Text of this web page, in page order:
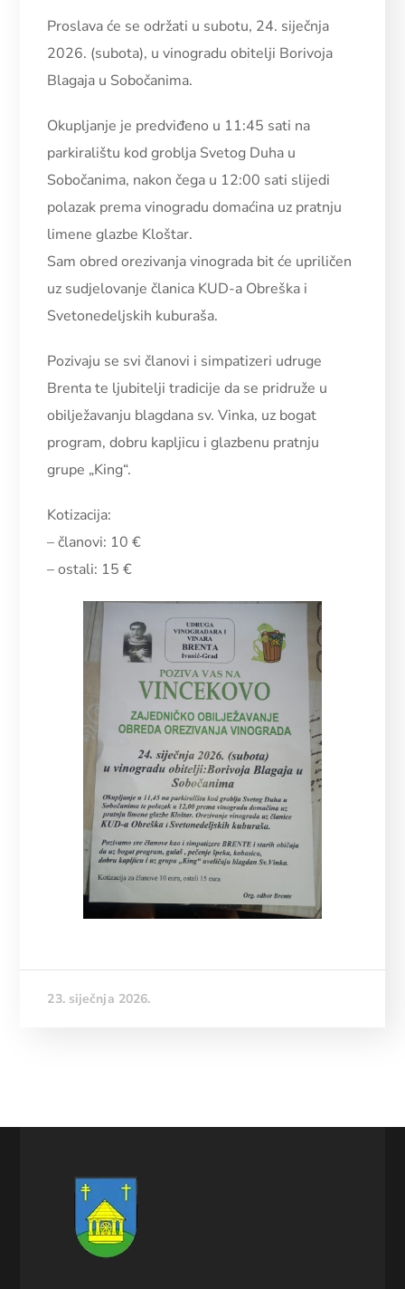
Proslava će se održati u subotu, 24. siječnja
2026. (subota), u vinogradu obitelji Borivoja
Blagaja u Sobočanima.
Okupljanje je predviđeno u 11:45 sati na
parkiralištu kod groblja Svetog Duha u
Sobočanima, nakon čega u 12:00 sati slijedi
polazak prema vinogradu domaćina uz pratnju
limene glazbe Kloštar.
Sam obred orezivanja vinograda bit će upriličen
uz sudjelovanje članica KUD-a Obreška i
Svetonedeljskih kuburaša.
Pozivaju se svi članovi i simpatizeri udruge
Brenta te ljubitelji tradicije da se pridruže u
obilježavanju blagdana sv. Vinka, uz bogat
program, dobru kapljicu i glazbenu pratnju
grupe „King“.
Kotizacija:
– članovi: 10 €
– ostali: 15 €
23. siječnja 2026.